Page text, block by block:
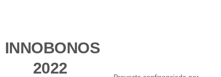
INNOBONOS
2022